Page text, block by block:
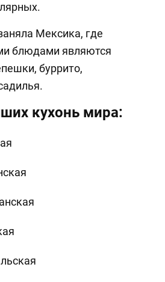
Мексика, где
блюдами являются
буррито,
кухонь мира: